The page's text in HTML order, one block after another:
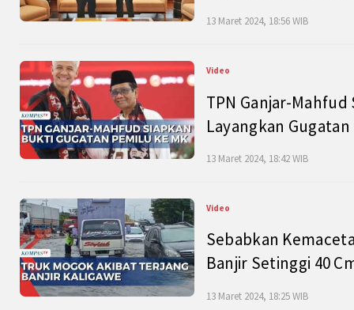
13 Maret 2024, 18:56 WIB
Video
TPN Ganjar-
Layangkan
13 Maret 2024, 18:42 WIB
Video
Sebabkan
Banjir Setinggi 40
13 Maret 2024, 18:25 WIB